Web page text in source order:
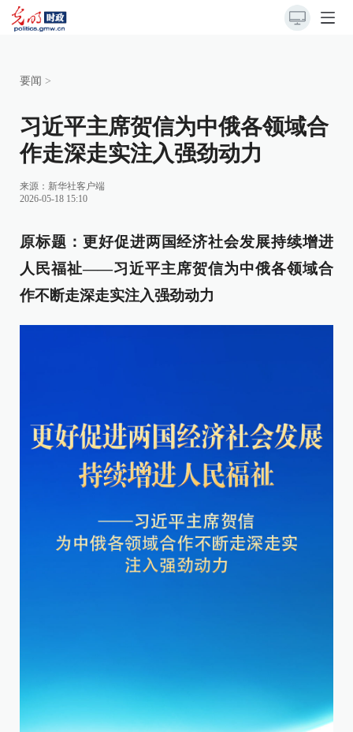
要闻 >
习近平主席贺信为中俄各领域合
作走深走实注入强劲动力
来源： 新华社客户端
2026-05-18 15:10
原标题 ： 更好促进两国经济社会发展持续增进
人民福祉——习近平主席贺信为中俄各领域合
作不断走深走实注入强劲动力